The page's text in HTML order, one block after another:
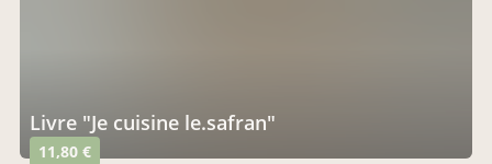
Livre "Je cuisine le.safran"
11,80 €